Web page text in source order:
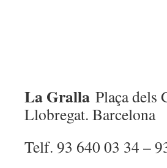
La Gralla Plaça dels
Llobregat. Barcelona
Telf. 93 640 03 34 –